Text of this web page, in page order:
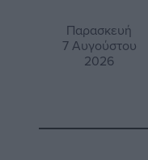
Παρασκευή
7 Αυγούστου
2026